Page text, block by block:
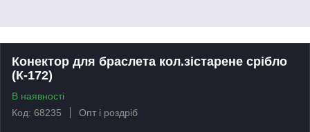
Конектор для браслета кол.зістарене срібло
(К-172)
В наявності
Код: 68235
Опт і роздріб